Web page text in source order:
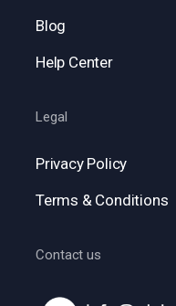
Blog
Help Center
Legal
Privacy Policy
Terms & Conditions
Contact us